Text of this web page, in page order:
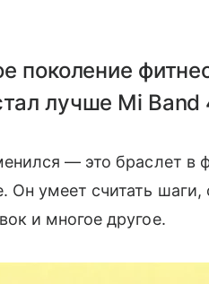
поколение
лучше Mi Band
— это браслет в
умеет считать шаги,
и многое другое.